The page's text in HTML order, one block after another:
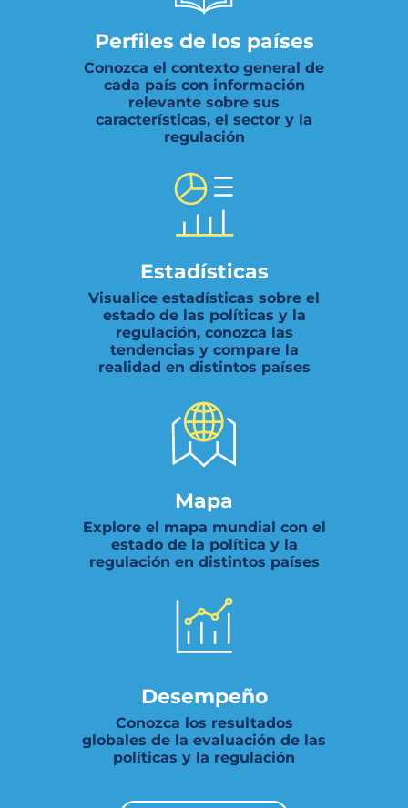
Perfiles de los países
Conozca el contexto general de
cada país con información
relevante sobre sus
características, el sector y la
regulación
Estadísticas
Visualice estadísticas sobre el
estado de las políticas y la
regulación, conozca las
tendencias y compare la
realidad en distintos países
Mapa
Explore el mapa mundial con el
estado de la política y la
regulación en distintos países
Desempeño
Conozca los resultados
globales de la evaluación de las
políticas y la regulación